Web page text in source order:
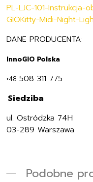
PL-LJC-101-
GIOKitty-Midi-Night-
DANE PRODUCENTA:
InnoGIO Polska
+48508 311 775
Siedziba
ul. Ostródzka 74H
03-289 Warszawa
Podobne